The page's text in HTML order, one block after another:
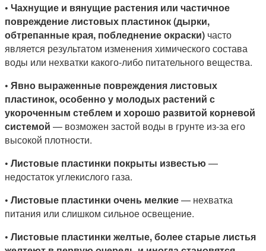
• Чахнущие и вянущие растения или частичное
повреждение листовых пластинок (дырки,
обтрепанные края, побледнение окраски) часто
является результатом изменения химического состава
воды или нехватки какого-либо питательного вещества.
• Явно выраженные повреждения листовых
пластинок, особенно у молодых растений с
укороченным стеблем и хорошо развитой корневой
системой — возможен застой воды в грунте из-за его
высокой плотности.
• Листовые пластинки покрыты известью —
недостаток углекислого газа.
• Листовые пластинки очень мелкие— нехватка
питания или слишком сильное освещение.
• Листовые пластинки желтые, более старые листья